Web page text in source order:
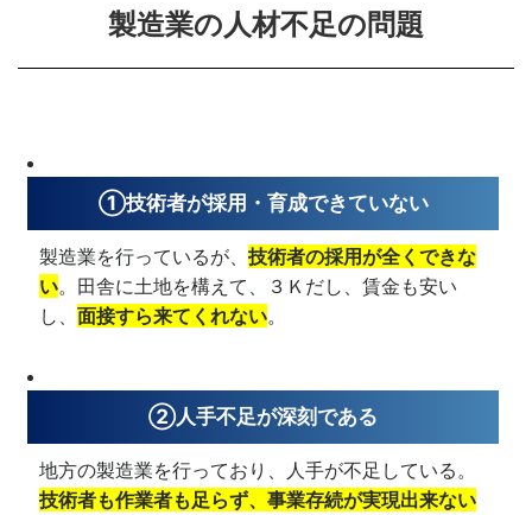
製造業の人材不足の問題
①技術者が採用・育成できていない
製造業を行っているが、技術者の採用が全くできな
い。田舎に土地を構えて、３Ｋだし、賃金も安い
し、面接すら来てくれない。
②人手不足が深刻である
地方の製造業を行っており、人手が不足している。
技術者も作業者も足らず、事業存続が実現出来ない